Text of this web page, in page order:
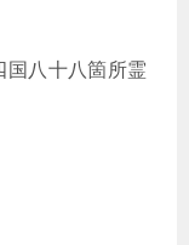
国八十八箇所霊